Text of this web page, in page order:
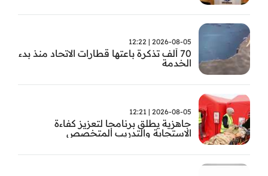
2026-08-05 | 12:22
70 ألف تذكرة باعتها قطارات الاتحاد منذ بدء
الخدمة
2026-08-05 | 12:21
جاهزية يطلق برنامجا لتعزيز كفاءة
الاستجابة والتدريب المتخصص